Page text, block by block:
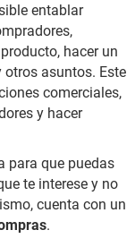
entablar
hacer un
asuntos. Este
comerciales,
y hacer
para que puedas
te interese y no
cuenta con un
.